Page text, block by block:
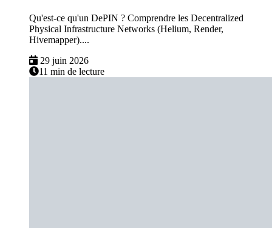
Qu'est-ce qu'un DePIN ? Comprendre les Decentralized
Physical Infrastructure Networks (Helium, Render,
Hivemapper)....
29 juin 2026
11 min de lecture